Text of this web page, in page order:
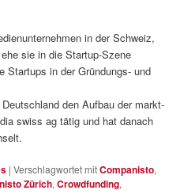
in der Schweiz,
sie in die Startup-Szene
Startups in der Gründungs- und
den Aufbau der markt-
swiss ag tätig und hat danach
|Verschlagwortet mitCompanisto,
Zürich,Crowdfunding,